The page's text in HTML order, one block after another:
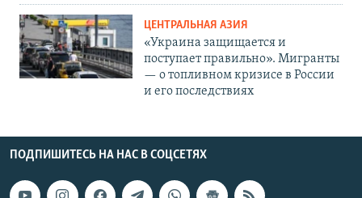
ЦЕНТРАЛЬНАЯ АЗИЯ
«Украина защищается и
поступает правильно». Мигранты
— о топливном кризисе в России
и его последствиях
ПОДПИШИТЕСЬ НА НАС В СОЦСЕТЯХ